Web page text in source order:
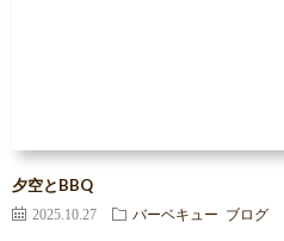
夕空とBBQ
2025.10.27 バーベキュー ブログ